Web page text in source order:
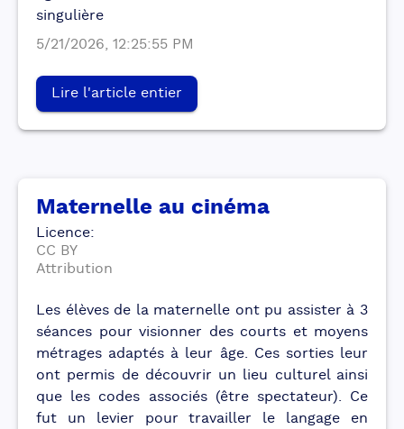
singulière
5/21/2026, 12:25:55 PM
Lire l'article entier
Maternelle au cinéma
Licence:
CC BY
Attribution
Les élèves de la maternelle ont pu assister à 3
séances pour visionner des courts et moyens
métrages adaptés à leur âge. Ces sorties leur
ont permis de découvrir un lieu culturel ainsi
que les codes associés (être spectateur). Ce
fut un levier pour travailler le langage en